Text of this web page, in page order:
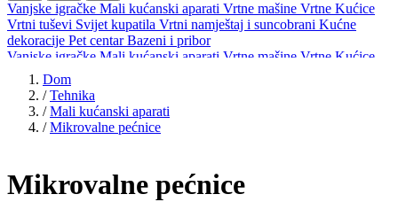
Vanjske igračke Mali kućanski aparati Vrtne mašine Vrtne Kućice
Vrtni tuševi Svijet kupatila Vrtni namještaj i suncobrani Kućne
dekoracije Pet centarBazeni i pribor
Vanjske igračke Mali kućanski aparati Vrtne mašine Vrtne Kućice
Vrtni tuševi
dekoracijePet centar
Dom
/ Tehnika
/ Mali kućanski aparati
/ Mikrovalne pećnice
Mikrovalne pećnice